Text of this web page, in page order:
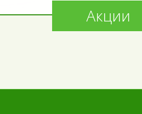
Акции